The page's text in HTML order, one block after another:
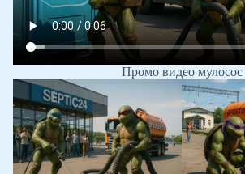
Промо видео мулосос